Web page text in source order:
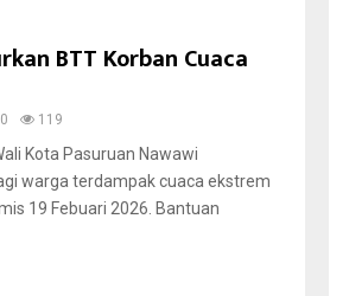
BTT Korban Cuaca
0 119
Kota Pasuruan Nawawi
warga terdampak cuaca ekstrem
19 Febuari 2026. Bantuan